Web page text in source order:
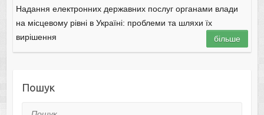
Надання електронних державних послуг органами влади
на місцевому рівні в Україні: проблеми та шляхи їх
вирішення
більше
Пошук
Пошук